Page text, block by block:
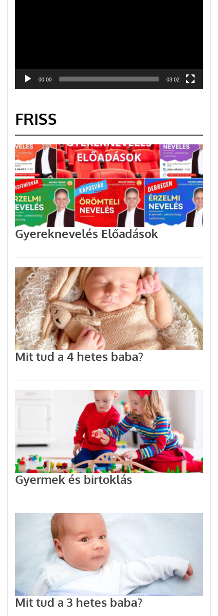
00:00 03:02
FRISS
Gyereknevelés Előadások
Mit tud a 4 hetes baba?
Gyermek és birtoklás
Mit tud a 3 hetes baba?